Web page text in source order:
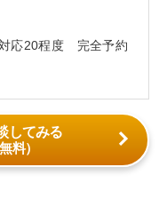
対応20程度 完全予約
してみる
料）